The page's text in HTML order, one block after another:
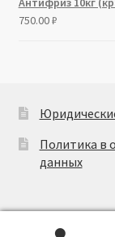
750.00₽
Политика в
данных